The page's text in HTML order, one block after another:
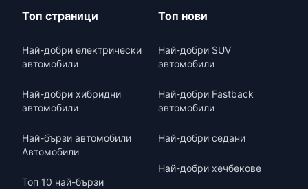
Топ страници
Най-добри електрически
автомобили
Най-добри хибридни
автомобили
Най-бързи автомобили
Автомобили
Топ 10 най-бързи
Топ нови
Най-добри SUV
автомобили
Най-добри Fastback
автомобили
Най-добри седани
Най-добри хечбекове